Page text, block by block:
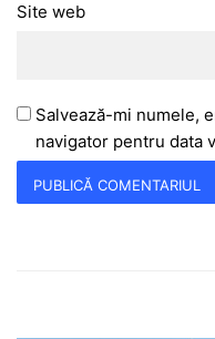
Site web
Salvează-mi numele,
navigator pentru data